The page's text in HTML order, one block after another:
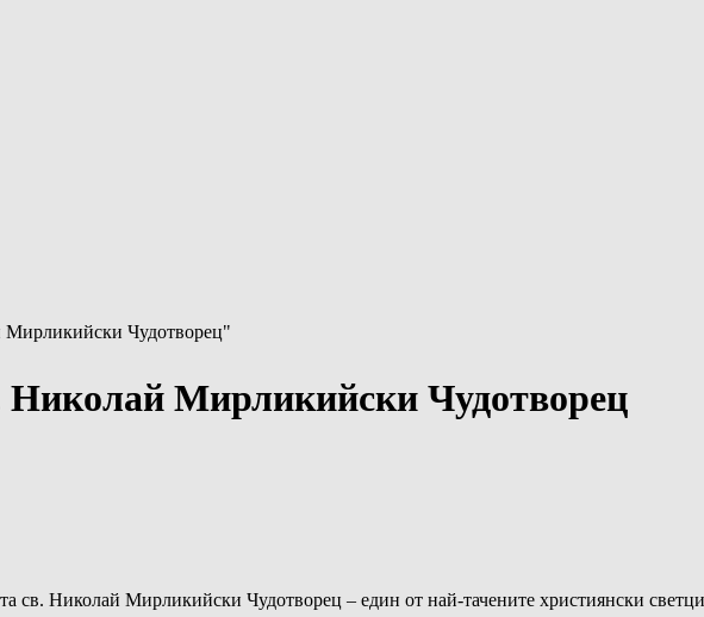
Мирликийски Чудотворец"
Николай Мирликийски Чудотворец
св. Николай Мирликийски Чудотворец – един от най-тачените християнски